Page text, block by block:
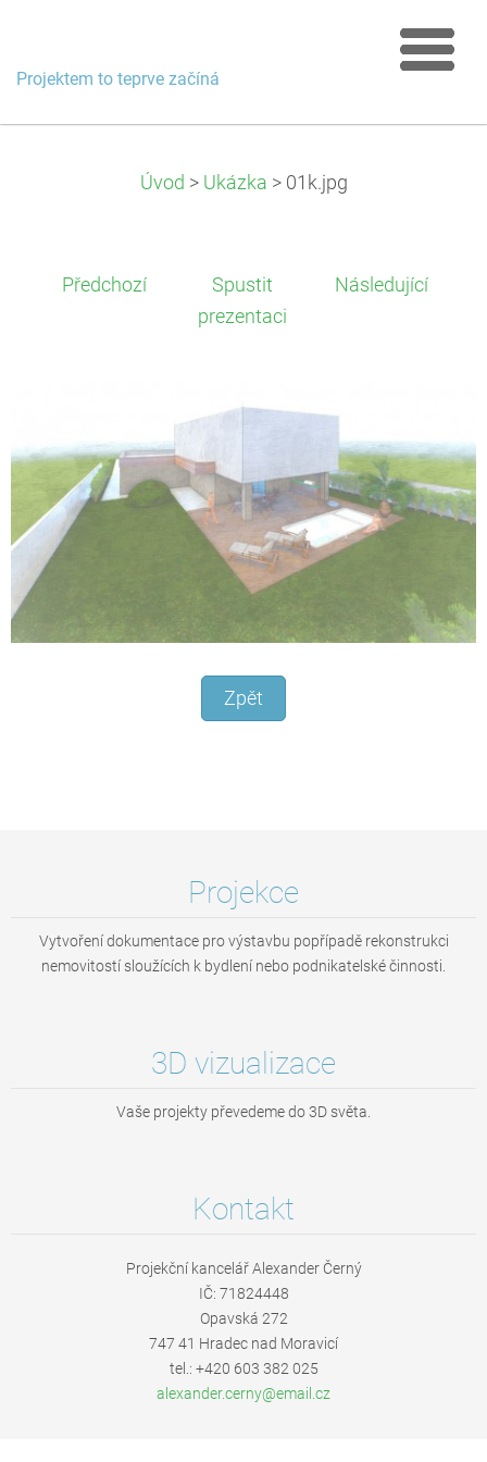
Projektem to teprve začíná
Úvod > Ukázka > 01k.jpg
Předchozí
Spustit
prezentaci
Následující
Zpět
Projekce
Vytvoření dokumentace pro výstavbu popřípadě rekonstrukci
nemovitostí sloužících k bydlení nebo podnikatelské činnosti.
3D vizualizace
Vaše projekty převedeme do 3D světa.
Kontakt
Projekční kancelář Alexander Černý
IČ: 71824448
Opavská 272
747 41 Hradec nad Moravicí
tel.: +420 603 382 025
alexander.cerny@email.cz